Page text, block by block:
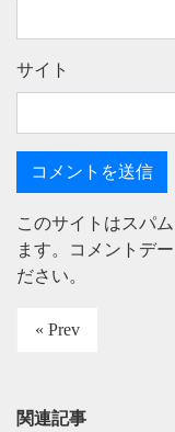
サイト
このサイトはスパ
ます。
コメントデ
ださい。
« Prev
関連記事